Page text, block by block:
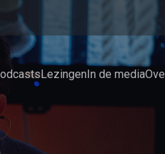
LezingenIn de media